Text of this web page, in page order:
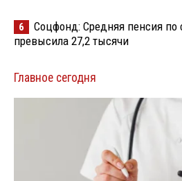
6
Соцфонд: Средняя пенсия по
превысила 27,2 тысячи
Главное сегодня